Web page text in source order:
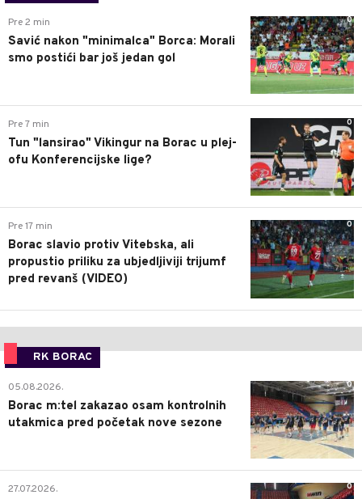
0
Pre 2 min
Savić nakon "minimalca" Borca: Morali
smo postići bar još jedan gol
0
Pre 7 min
Tun "lansirao" Vikingur na Borac u plej-
ofu Konferencijske lige?
0
Pre 17 min
Borac slavio protiv Vitebska, ali
propustio priliku za ubjedljiviji trijumf
pred revanš (VIDEO)
RK BORAC
0
05.08.2026.
Borac m:tel zakazao osam kontrolnih
utakmica pred početak nove sezone
0
27.07.2026.